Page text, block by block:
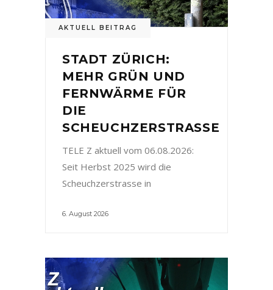
AKTUELL BEITRAG
STADT ZÜRICH:
MEHR GRÜN UND
FERNWÄRME FÜR
DIE
SCHEUCHZERSTRASSE
TELE Z aktuell vom 06.08.2026:
Seit Herbst 2025 wird die
Scheuchzerstrasse in
6. August 2026